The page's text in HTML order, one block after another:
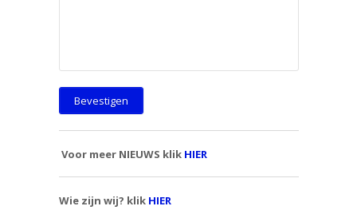
Voor meer NIEUWS klik HIER
Wie zijn wij? klik HIER